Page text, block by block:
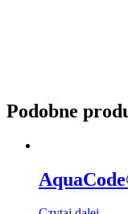
Podobne